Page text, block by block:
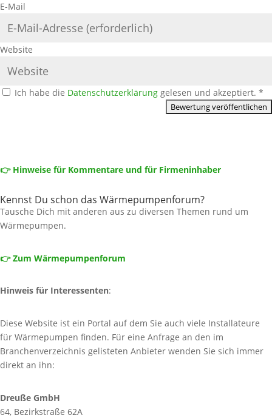
E-Mail
Website
Ich habe die Datenschutzerklärung gelesen und akzeptiert. *
👉 Hinweise für Kommentare und für Firmeninhaber
Kennst Du schon das Wärmepumpenforum?
Tausche Dich mit anderen aus zu diversen Themen rund um
Wärmepumpen.
👉 Zum Wärmepumpenforum
Hinweis für Interessenten:
Diese Website ist ein Portal auf dem Sie auch viele Installateure
für Wärmepumpen finden. Für eine Anfrage an den im
Branchenverzeichnis gelisteten Anbieter wenden Sie sich immer
direkt an ihn:
Dreuße GmbH
64, Bezirkstraße 62A